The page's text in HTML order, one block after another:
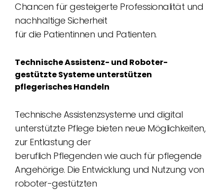
Chancen für gesteigerte Professionalität und
nachhaltige Sicherheit
für die Patientinnen und Patienten.
Technische Assistenz- und Roboter-
gestützte Systeme unterstützen
pflegerisches Handeln
Technische Assistenzsysteme und digital
unterstützte Pflege bieten neue Möglichkeiten,
zur Entlastung der
beruflich Pflegenden wie auch für pflegende
Angehörige. Die Entwicklung und Nutzung von
roboter-gestützten